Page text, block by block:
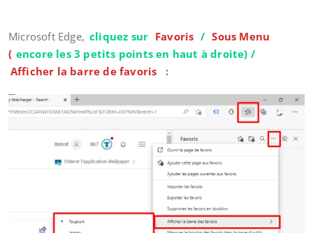
Microsoft Edge, cliquez sur Favoris / Sous Menu
( encore les 3 petits points en haut à droite) /
Afficher la barre de favoris
: